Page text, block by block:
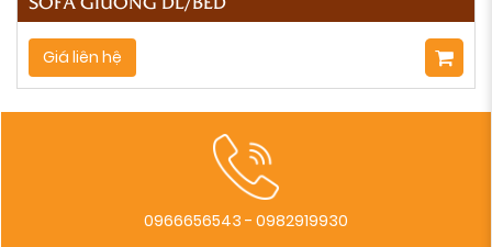
Giá liên hệ
0966656543 - 0982919930